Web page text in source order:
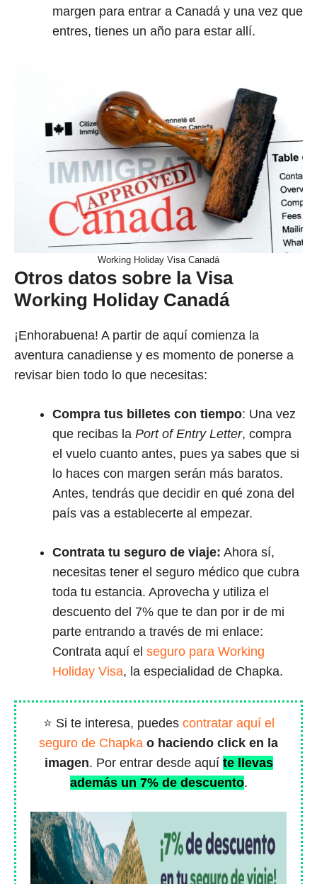
margen para entrar a Canadá y una vez que
entres, tienes un año para estar allí.
Working Holiday Visa Canadá
Otros datos sobre la Visa
Working Holiday Canadá
¡Enhorabuena! A partir de aquí comienza la
aventura canadiense y es momento de ponerse a
revisar bien todo lo que necesitas:
Compra tus billetes con tiempo: Una vez
que recibas la Port of Entry Letter, compra
el vuelo cuanto antes, pues ya sabes que si
lo haces con margen serán más baratos.
Antes, tendrás que decidir en qué zona del
país vas a establecerte al empezar.
Contrata tu seguro de viaje: Ahora sí,
necesitas tener el seguro médico que cubra
toda tu estancia. Aprovecha y utiliza el
descuento del 7% que te dan por ir de mi
parte entrando a través de mi enlace:
Contrata aquí el seguro para Working
Holiday Visa, la especialidad de Chapka.
⭐ Si te interesa, puedes contratar aquí el
seguro de Chapka o haciendo click en la
imagen. Por entrar desde aquí te llevas
además un 7% de descuento.